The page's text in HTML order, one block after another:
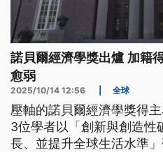
諾貝爾經濟學獎出爐 加籍
愈弱
2025/10/14 12:56 全球
壓軸的諾貝爾經濟學獎得
3位學者以「創新與創造性
長、並提升全球生活水準